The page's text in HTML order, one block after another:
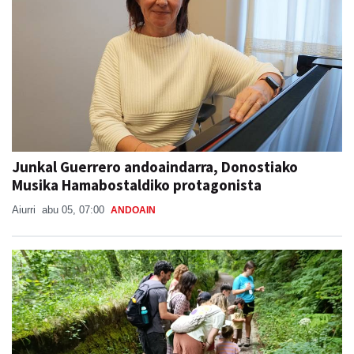
Junkal Guerrero andoaindarra, Donostiako
Musika Hamabostaldiko protagonista
Aiurri abu 05, 07:00 ANDOAIN